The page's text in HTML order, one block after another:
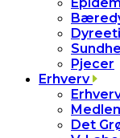
Pjecer
Erhverv
Det